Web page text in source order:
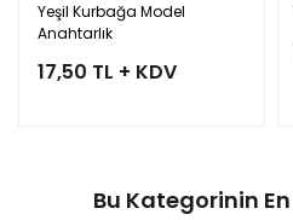
Yeşil Kurbağa Model
Anahtarlık
17,50 TL + KDV
Bu Kategorinin